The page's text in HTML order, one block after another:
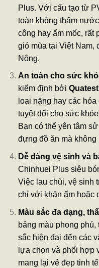
Plus. Với cấu tạo từ
toàn không thấm
công hay ẩm mốc, rất
gió mùa tại Việt
Nông.
An toàn cho sức
kiểm định bởi
loại nặng hay các
tuyệt đối cho sức
Bạn có thể yên tâm
đựng đồ ăn mà không
Dễ dàng vệ sinh và
Chinhuei Plus siêu
Việc lau chùi, vệ sinh
chỉ với khăn ẩm hoặc
Màu sắc đa dạng,
bảng màu phong
sắc hiện đại đến các
lựa chọn và phối hợp
mang lại vẻ đẹp tinh